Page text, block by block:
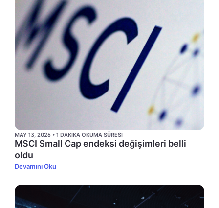
MAY 13, 2026 • 1 DAKIKA OKUMA SÜRESI
MSCI Small Cap endeksi değişimleri belli
oldu
Devamını Oku